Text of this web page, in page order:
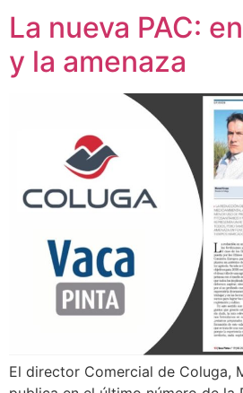
La nueva PAC:
y la amenaza
El director Comercial de Coluga,